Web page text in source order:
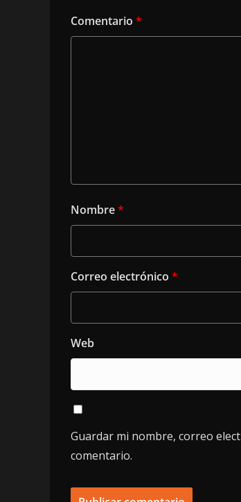
Comentario *
Nombre*
Correo electrónico *
Web
Guardar mi nombre, correo
comentario.